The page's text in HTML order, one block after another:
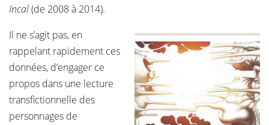
Incal(de 2008 à 2014).
Il ne s’agit pas, en
rappelant rapidement ces
données, d’engager ce
propos dans une lecture
transfictionnelle des
personnages de